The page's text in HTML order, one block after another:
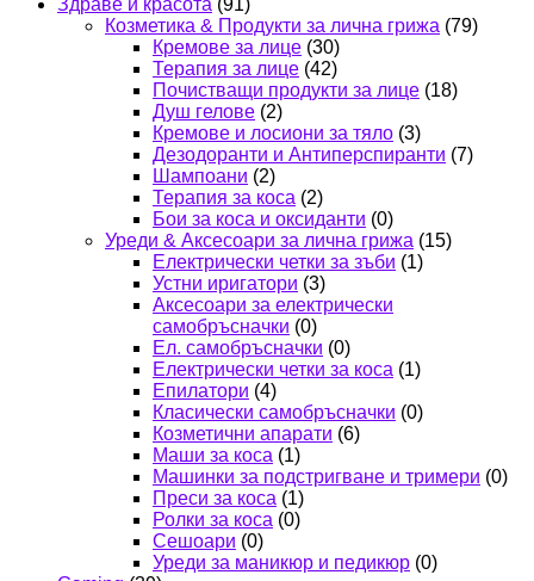
Здраве и красота (91)
Козметика & Продукти за лична грижа (79)
Кремове за лице (30)
Терапия за лице (42)
Почистващи продукти за лице (18)
Душ гелове (2)
Кремове и лосиони за тяло (3)
Дезодоранти и Антиперспиранти (7)
Шампоани (2)
Терапия за коса (2)
Бои за коса и оксиданти (0)
Уреди & Аксесоари за лична грижа (15)
Електрически четки за зъби (1)
Устни иригатори (3)
Аксесоари за електрически
самобръсначки (0)
Ел. самобръсначки (0)
Електрически четки за коса (1)
Епилатори (4)
Класически самобръсначки (0)
Козметични апарати (6)
Маши за коса (1)
Машинки за подстригване и тримери (0)
Преси за коса (1)
Ролки за коса (0)
Сешоари (0)
Уреди за маникюр и педикюр (0)